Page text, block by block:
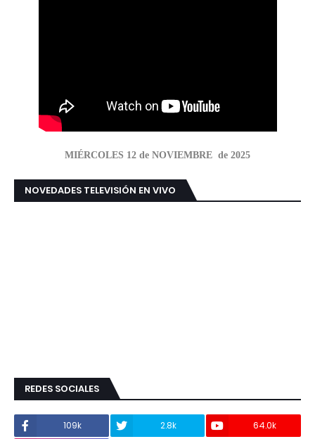
MIÉRCOLES 12 de NOVIEMBRE de 2025
NOVEDADES TELEVISIÓN EN VIVO
REDES SOCIALES
109k 2.8k 64.0k